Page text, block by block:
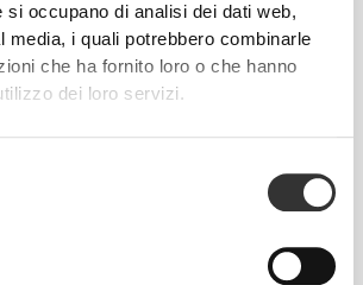
si occupano di analisi dei dati web,
media, i quali potrebbero combinarle
che ha fornito loro o che hanno
dei loro servizi.
- Pack
€10.99
Calzini Comptech 2.0 Crew